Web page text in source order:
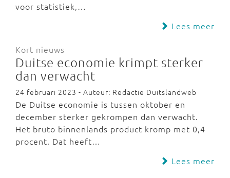
voor statistiek,…
Lees meer
Kort nieuws
Duitse economie krimpt sterker
dan verwacht
24 februari 2023 - Auteur: Redactie Duitslandweb
De Duitse economie is tussen oktober en
december sterker gekrompen dan verwacht.
Het bruto binnenlands product kromp met 0,4
procent. Dat heeft…
Lees meer